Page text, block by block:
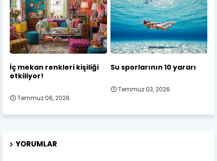
İç mekan renkleri kişiliği
etkiliyor!
Temmuz 06, 2026
Su sporlarının 10 yararı
Temmuz 03, 2026
YORUMLAR